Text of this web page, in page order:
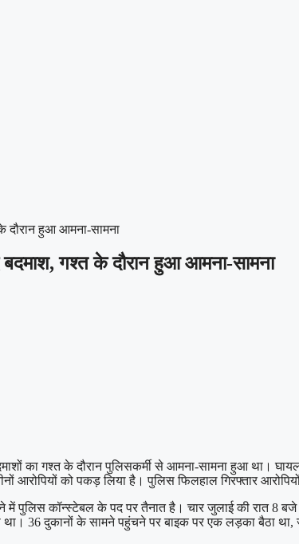
दौरान हुआ आमना-सामना
गश्त के दौरान हुआ आमना-सामना
का गश्त के दौरान पुलिसकर्मी से आमना-सामना हुआ था।
आरोपियों को पकड़ लिया है। पुलिस फिलहाल गिरफ्तार
पुलिस कॉन्स्टेबल के पद पर तैनात है। चार जुलाई की रात 8
36 दुकानों के सामने पहुंचने पर बाइक पर एक लड़का बैठा